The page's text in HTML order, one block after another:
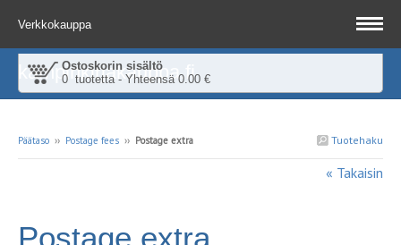
Verkkokauppa
Ostoskorin sisältö
0 tuotetta - Yhteensä 0.00 €
kampinkirjakauppa.fi
Tuotehaku
Päätaso ›› Postage fees ›› Postage extra
« Takaisin
Postage extra